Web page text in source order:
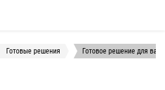
Готовые решения Готовое решение для